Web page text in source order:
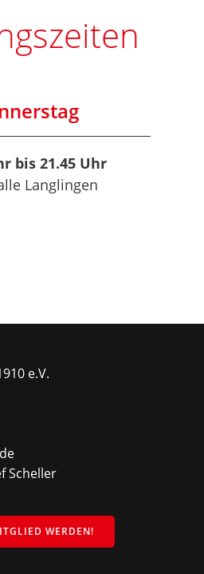
bis 21.45 Uhr
Langlingen
e.V.
Scheller
WERDEN!